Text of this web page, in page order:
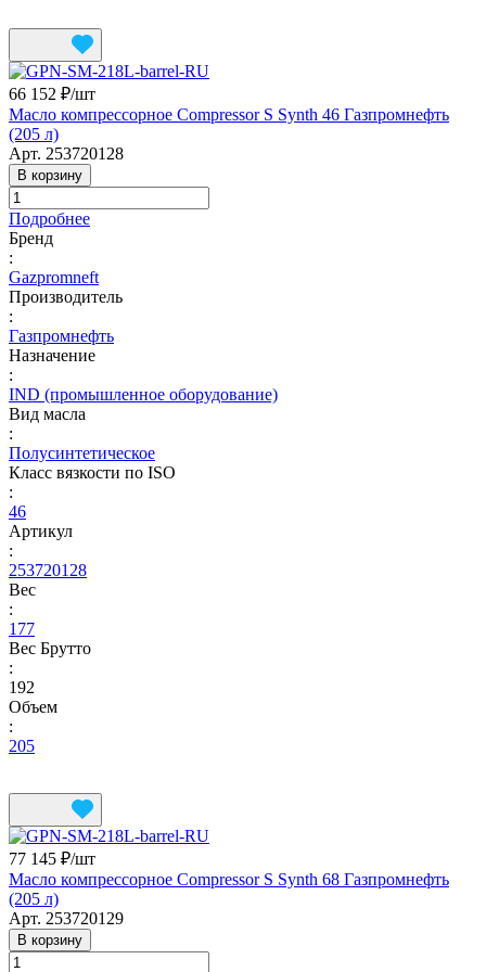
66 152 ₽/шт
Масло компрессорное Compressor S Synth 46 Газпромнефть
(205 л)
Арт. 253720128
В корзину
Подробнее
Бренд
:
Gazpromneft
Производитель
:
Газпромнефть
Назначение
:
IND (промышленное оборудование)
Вид масла
:
Полусинтетическое
Класс вязкости по ISO
:
46
Артикул
:
253720128
Вес
:
177
Вес Брутто
:
192
Объем
:
205
77 145 ₽/шт
Масло компрессорное Compressor S Synth 68 Газпромнефть
(205 л)
Арт. 253720129
В корзину